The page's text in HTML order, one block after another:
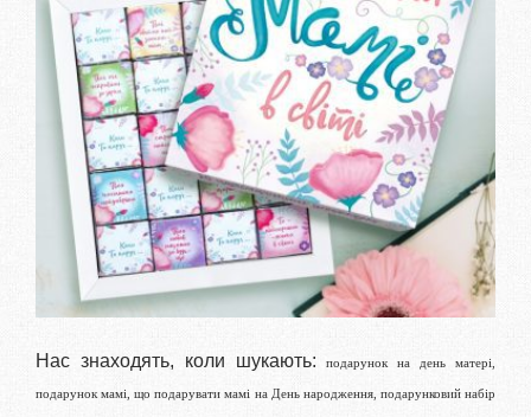
Замовити
Нас знаходять, коли шукають: подарунок на день матері,
подарунок мамі, що подарувати мамі на День народження, подарунковий набір